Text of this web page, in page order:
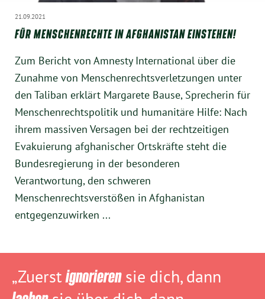
21.09.2021
FÜR MENSCHENRECHTE IN AFGHANISTAN EINSTEHEN!
Zum Bericht von Amnesty International über die
Zunahme von Menschenrechtsverletzungen unter
den Taliban erklärt Margarete Bause, Sprecherin für
Menschenrechtspolitik und humanitäre Hilfe: Nach
ihrem massiven Versagen bei der rechtzeitigen
Evakuierung afghanischer Ortskräfte steht die
Bundesregierung in der besonderen
Verantwortung, den schweren
Menschenrechtsverstößen in Afghanistan
entgegenzuwirken ...
„Zuerstignorierensie dich, dann